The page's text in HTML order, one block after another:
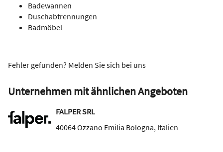
Badewannen
Duschabtrennungen
Badmöbel
Fehler gefunden? Melden Sie sich bei uns
Unternehmen mit ähnlichen Angeboten
FALPER SRL
40064Ozzano Emilia Bologna, Italien